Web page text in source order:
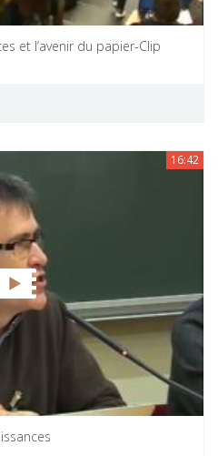
et l’avenir du papier-Clip
16:42